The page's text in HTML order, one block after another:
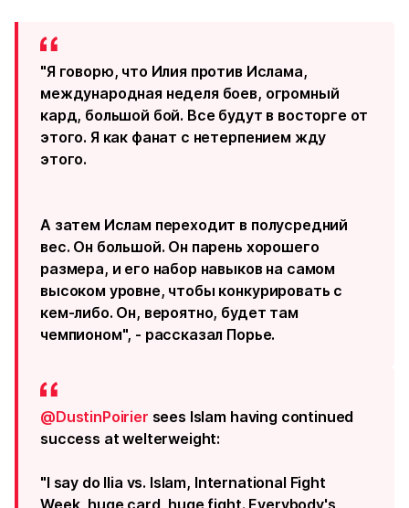
"Я говорю, что Илия против Ислама,
международная неделя боев, огромный
кард, большой бой. Все будут в восторге от
этого. Я как фанат с нетерпением жду
этого.
А затем Ислам переходит в полусредний
вес. Он большой. Он парень хорошего
размера, и его набор навыков на самом
высоком уровне, чтобы конкурировать с
кем-либо. Он, вероятно, будет там
чемпионом", - рассказал Порье.
@DustinPoirier sees Islam having continued
success at welterweight:
"I say do Ilia vs. Islam, International Fight
Week, huge card, huge fight. Everybody's